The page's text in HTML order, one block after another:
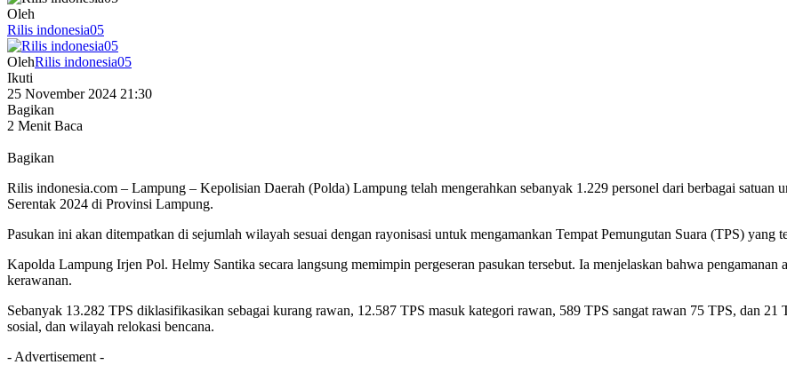
Oleh
Rilis indonesia05
OlehRilis indonesia05
Ikuti
25 November 2024 21:30
Bagikan
2 Menit Baca
Bagikan
Rilis indonesia.com – Lampung – Kepolisian Daerah (Polda) Lampung telah mengerahkan sebanyak 1.229 personel dari berbagai
Serentak 2024 di Provinsi Lampung.
Pasukan ini akan ditempatkan di sejumlah wilayah sesuai dengan rayonisasi untuk mengamankan Tempat Pemungutan Suara (TPS) yang
Kapolda Lampung Irjen Pol. Helmy Santika secara langsung memimpin pergeseran pasukan tersebut. Ia menjelaskan bahwa
kerawanan.
Sebanyak 13.282 TPS diklasifikasikan sebagai kurang rawan, 12.587 TPS masuk kategori rawan, 589 TPS sangat rawan 75 TPS, dan 21
sosial, dan wilayah relokasi bencana.
- Advertisement -